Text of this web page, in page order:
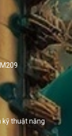
kỹ thuật năng